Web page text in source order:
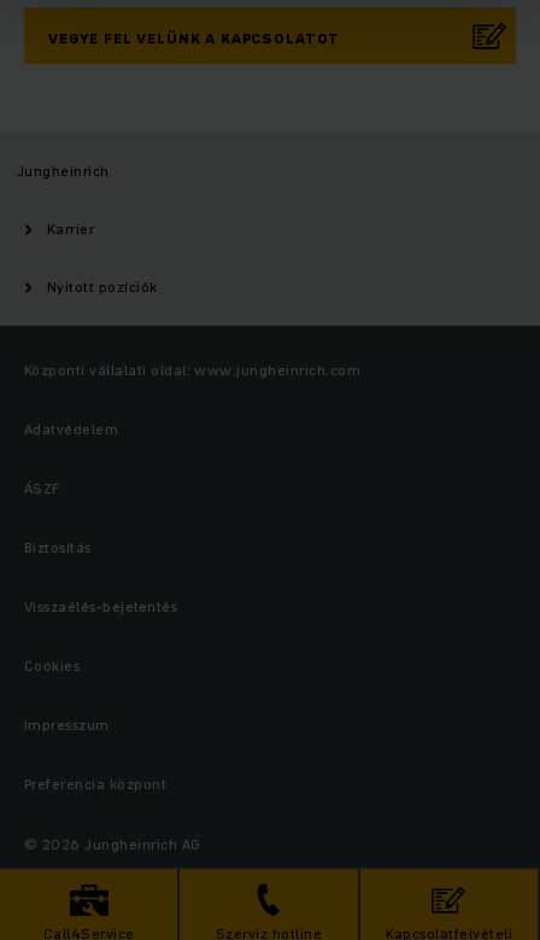
Call4Service Szerviz hotline Kapcsolatfelvételi
VEGYE FEL VELÜNK A KAPCSOLATOT
Jungheinrich
Karrier
Nyitott pozíciók
Központi vállalati oldal: www.jungheinrich.com
Adatvédelem
ÁSZF
Biztosítás
Visszaélés-bejelentés
Cookies
Impresszum
Preferencia központ
© 2026 Jungheinrich AG